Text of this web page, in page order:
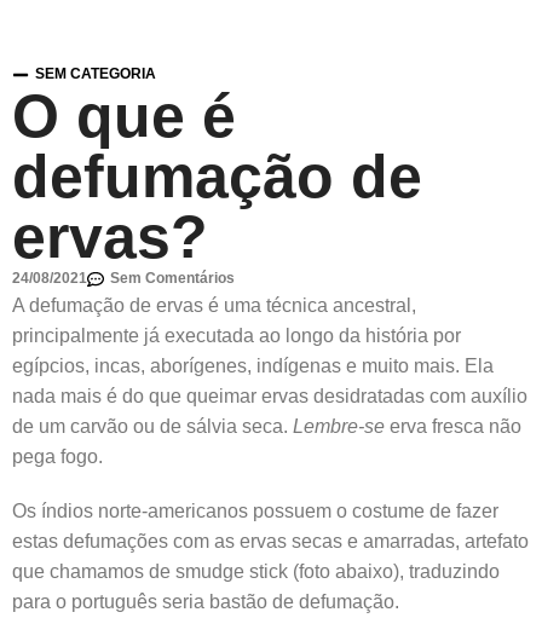
SEM CATEGORIA
O que é
defumação de
ervas?
24/08/2021 Sem Comentários
A defumação de ervas é uma técnica ancestral,
principalmente já executada ao longo da história por
egípcios, incas, aborígenes, indígenas e muito mais. Ela
nada mais é do que queimar ervas desidratadas com auxílio
de um carvão ou de sálvia seca. Lembre-se erva fresca não
pega fogo.
Os índios norte-americanos possuem o costume de fazer
estas defumações com as ervas secas e amarradas, artefato
que chamamos de smudge stick (foto abaixo), traduzindo
para o português seria bastão de defumação.